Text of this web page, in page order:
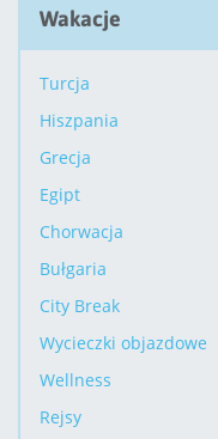
Wakacje
Turcja
Hiszpania
Grecja
Egipt
Chorwacja
Bułgaria
City Break
Wycieczki objazdowe
Wellness
Rejsy